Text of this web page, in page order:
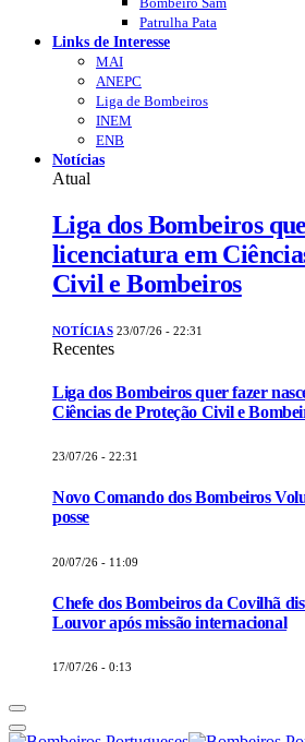
Patrulha Pata
Links de Interesse
MAI
ANEPC
Liga de Bombeiros
INEM
ENB
Notícias
Atual
Liga dos Bombeiros
licenciatura em
Civil e Bombeiros
NOTÍCIAS 23/07/26 - 22:31
Recentes
Liga dos Bombeiros quer fazer
Ciências de Proteção Civil e
23/07/26 - 22:31
Novo Comando dos Bombeiros
posse
20/07/26 - 11:09
Chefe dos Bombeiros da Covilhã
Louvor após missão internacional
17/07/26 - 0:13